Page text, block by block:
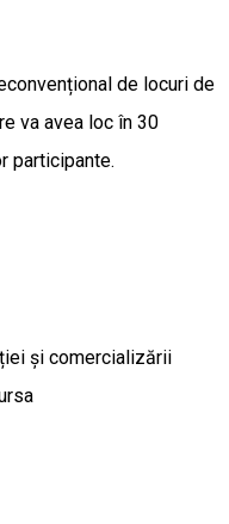
de locuri de
va avea loc în 30
participante.
și comercializării